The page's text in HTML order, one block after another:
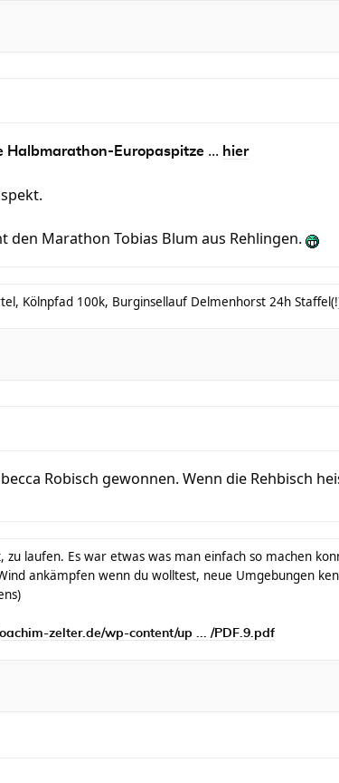
Halbmarathon-Europaspitze ... hier
den Marathon Tobias Blum aus Rehlingen.
Kölnpfad 100k, Burginsellauf Delmenhorst 24h
Robisch gewonnen. Wenn die Rehbisch
laufen. Es war etwas was man einfach so machen
ankämpfen wenn du wolltest, neue Umgebungen
zelter.de/wp-content/up ... /PDF.9.pdf